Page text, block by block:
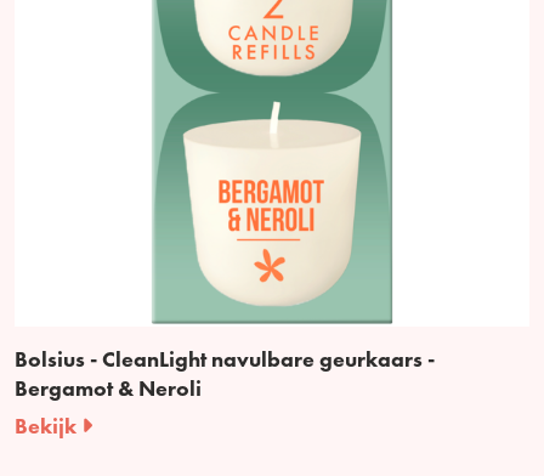
Bolsius - CleanLight navulbare geurkaars -
Bergamot & Neroli
Bekijk